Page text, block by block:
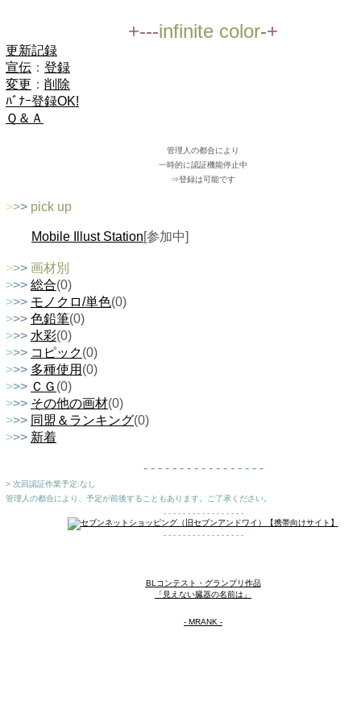
+---infinite color-+
更新記録
宣伝 ： 登録
変更 ： 削除
ﾊﾞﾅｰ登録OK!
Ｑ＆Ａ
管理人の都合により
一時的に認証機能停止中
⇒登録は可能です
>>> pick up
Mobile Illust Station[参加中]
>>> 画材別
>>> 総合(0)
>>> モノクロ/単色(0)
>>> 色鉛筆(0)
>>> 水彩(0)
>>> コピック(0)
>>> 多種使用 (0)
>>> ＣＧ (0)
>>> その他の画材(0)
>>> 同盟＆ランキング(0)
>>> 新着
- - - - - - - - - - - - - - - - -
> 次回認証作業予定:なし
管理人の都合により、予定が前後することもあります。ご了承ください。
- - - - - - - - - - - - - - - - -
- - - - - - - - - - - - - - - - -
BLコンテスト・グランプリ作品
「見えない臓器の名前は」
- MRANK -